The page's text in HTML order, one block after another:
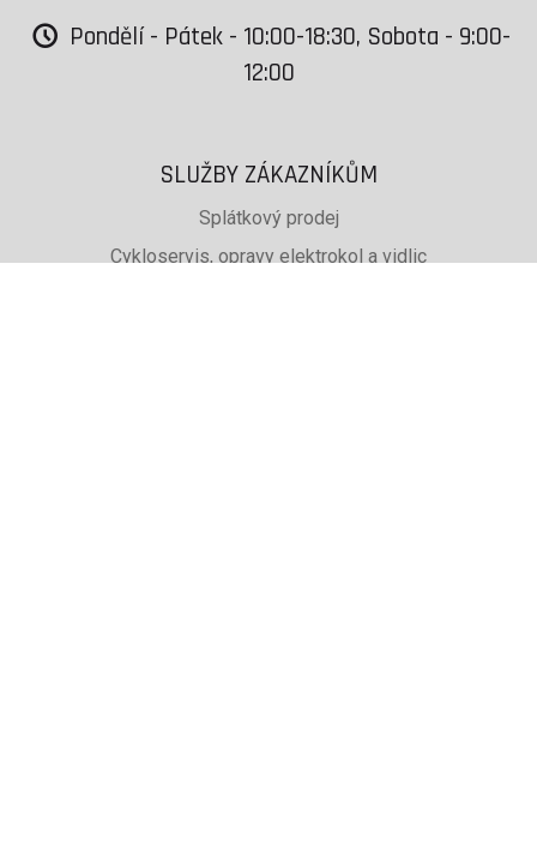
Pondělí - Pátek - 10:00-18:30, Sobota - 9:00-
12:00
SLUŽBY ZÁKAZNÍKŮM
Splátkový prodej
Cykloservis, opravy elektrokol a vidlic